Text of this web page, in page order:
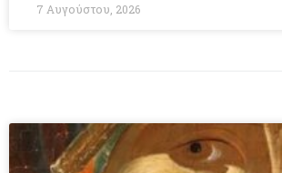
7 Αυγούστου, 2026